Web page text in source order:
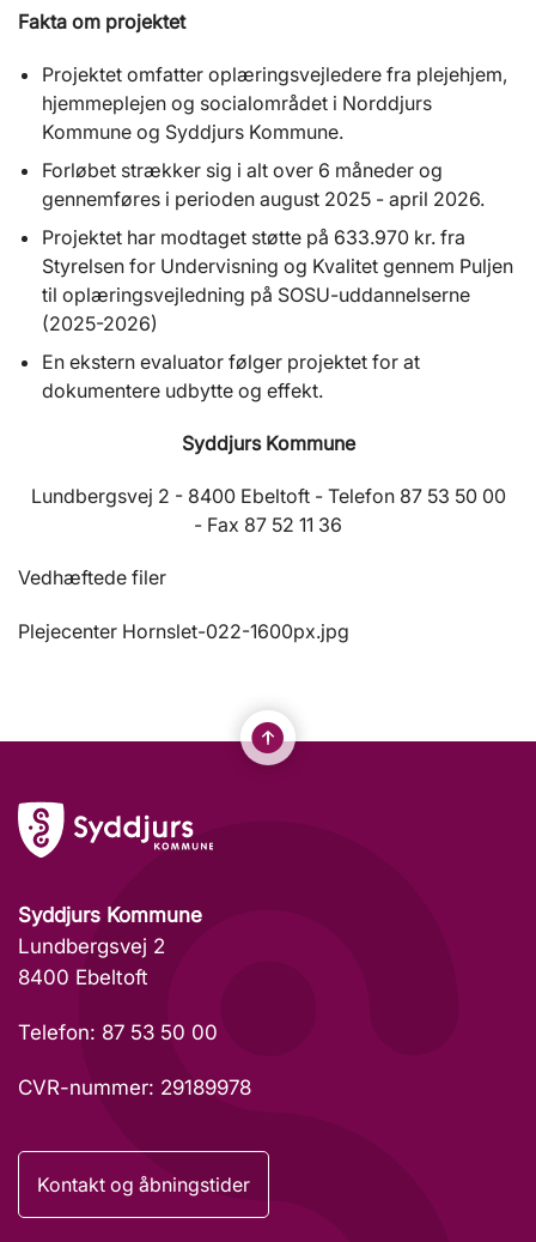
Fakta om projektet
Projektet omfatter oplæringsvejledere fra plejehjem,
hjemmeplejen og socialområdet i Norddjurs
Kommune og Syddjurs Kommune.
Forløbet strækker sig i alt over 6 måneder og
gennemføres i perioden august 2025 - april 2026.
Projektet har modtaget støtte på 633.970 kr. fra
Styrelsen for Undervisning og Kvalitet gennem Puljen
til oplæringsvejledning på SOSU-uddannelserne
(2025-2026)
En ekstern evaluator følger projektet for at
dokumentere udbytte og effekt.
Syddjurs Kommune
Lundbergsvej 2 - 8400 Ebeltoft - Telefon 87 53 50 00
- Fax 87 52 11 36
Vedhæftede filer
Plejecenter Hornslet-022-1600px.jpg
Syddjurs Kommune
Lundbergsvej 2
8400 Ebeltoft
Telefon: 87 53 50 00
CVR-nummer: 29189978
Kontakt og åbningstider